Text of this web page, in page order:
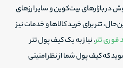
در بازارهای بیت‌کوین و سایر ارزهای
تتر برای خرید کالاها و خدمات نیز
فوری تتر، نیاز به یک کیف پول تتر
که کیف پول شما از نظر امنیتی